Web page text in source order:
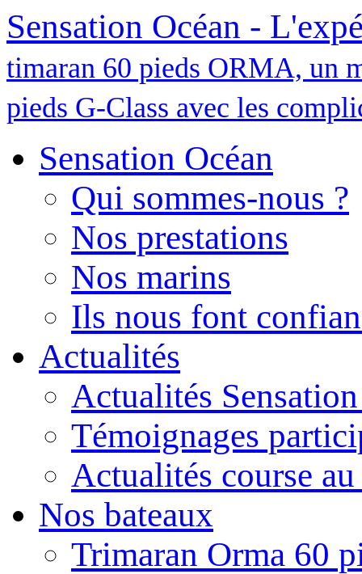
Sensation Océan -
timaran 60 pieds ORMA, un
pieds G-Class avec les
Sensation Océan
Qui sommes-nous ?
Nos prestations
Nos marins
Ils nous font
Actualités
Actualités
Témoignages
Actualités course
Nos bateaux
Trimaran Orma 60